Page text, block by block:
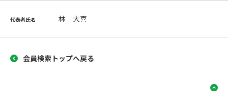
代表者氏名 林 大喜
会員検索トップへ戻る